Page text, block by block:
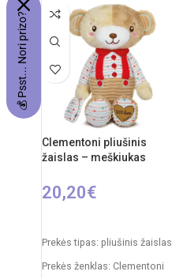
baltas pandos dizainas,
švelnus
Clementoni pliušinis
žaislas – meškiukas
20,20€
Prekės tipas: pliušinis žaislas
Prekės ženklas: Clementoni
💰 Psst... Nori prizo?